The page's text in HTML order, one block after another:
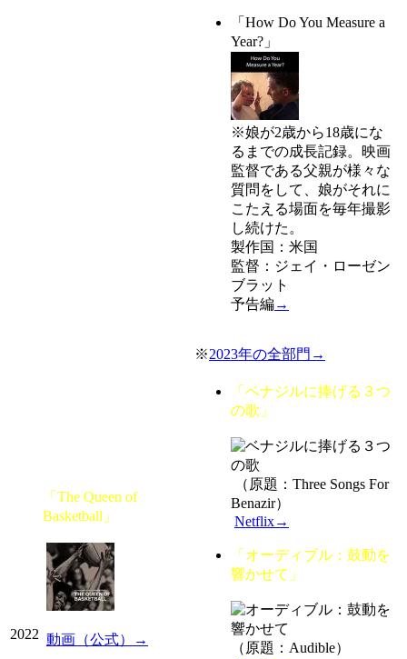
「How Do You Measure a
Year?」
※娘が2歳から18歳にな
るまでの成長記録。映画
監督である父親が様々な
質問をして、娘がそれに
こたえる場面を毎年撮影
し続けた。
製作国：米国
監督：ジェイ・ローゼン
ブラット
予告編→
※2023年の全部門→
2022
「The Queen of
Basketball」
動画（公式）→
「ベナジルに捧げる３つ
の歌」
（原題：Three Songs For
Benazir）
Netflix→
「オーディブル：鼓動を
響かせて」
（原題：Audible）